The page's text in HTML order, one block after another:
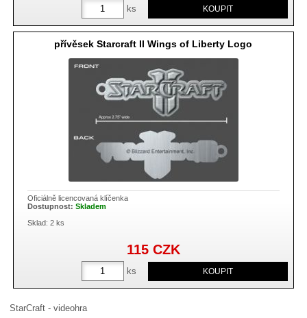
ks
přívěsek Starcraft II Wings of Liberty Logo
Oficiálně licencovaná klíčenka
Dostupnost:Skladem
Sklad: 2 ks
ks
115 CZK
StarCraft - videohra